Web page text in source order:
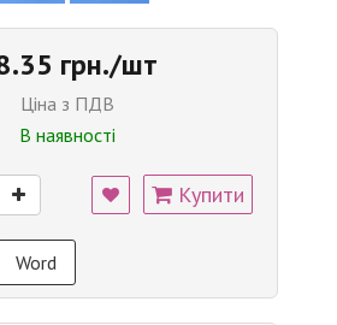
грн./шт
Ціна з ПДВ
В наявності
Купити
Word